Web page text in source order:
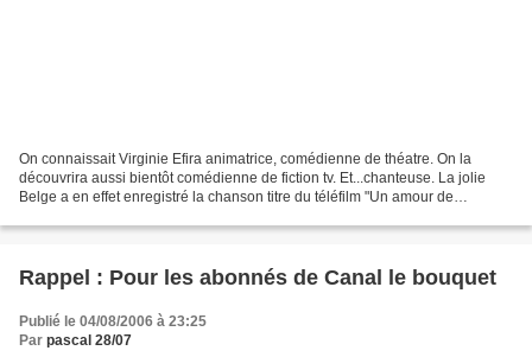
On connaissait Virginie Efira animatrice, comédienne de théatre. On la
découvrira aussi bientôt comédienne de fiction tv. Et...chanteuse. La jolie
Belge a en effet enregistré la chanson titre du téléfilm "Un amour de
Rappel : Pour les abonnés de Canal le bouquet
Publié le 04/08/2006 à 23:25
Par pascal 28/07